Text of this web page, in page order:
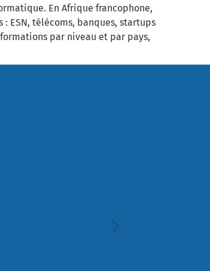
En Afrique francophone,
télécoms, banques, startups
par niveau et par pays,